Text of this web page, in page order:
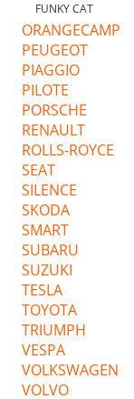
FUNKY CAT
ORANGECAMP
PEUGEOT
PIAGGIO
PILOTE
PORSCHE
RENAULT
ROLLS-ROYCE
SEAT
SILENCE
SKODA
SMART
SUBARU
SUZUKI
TESLA
TOYOTA
TRIUMPH
VESPA
VOLKSWAGEN
VOLVO